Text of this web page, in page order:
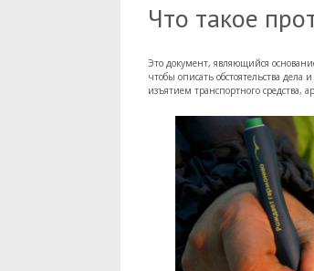
Что такое
Это документ, являющийся
чтобы описать обстоятельства
изъятием транспортного средства,